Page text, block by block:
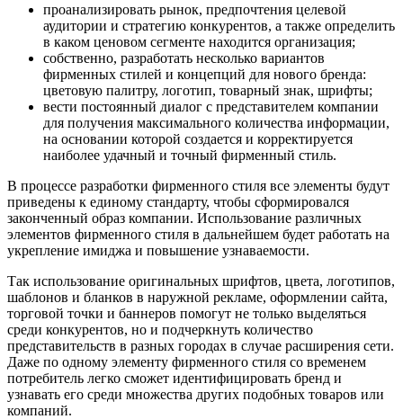
проанализировать рынок, предпочтения целевой
аудитории и стратегию конкурентов, а также определить
в каком ценовом сегменте находится организация;
собственно, разработать несколько вариантов
фирменных стилей и концепций для нового бренда:
цветовую палитру, логотип, товарный знак, шрифты;
вести постоянный диалог с представителем компании
для получения максимального количества информации,
на основании которой создается и корректируется
наиболее удачный и точный фирменный стиль.
В процессе разработки фирменного стиля все элементы будут
приведены к единому стандарту, чтобы сформировался
законченный образ компании. Использование различных
элементов фирменного стиля в дальнейшем будет работать на
укрепление имиджа и повышение узнаваемости.
Так использование оригинальных шрифтов, цвета, логотипов,
шаблонов и бланков в наружной рекламе, оформлении сайта,
торговой точки и баннеров помогут не только выделяться
среди конкурентов, но и подчеркнуть количество
представительств в разных городах в случае расширения сети.
Даже по одному элементу фирменного стиля со временем
потребитель легко сможет идентифицировать бренд и
узнавать его среди множества других подобных товаров или
компаний.